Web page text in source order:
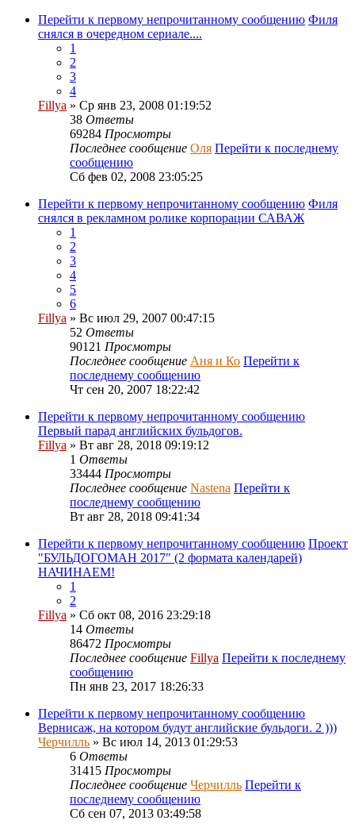
Перейти к первому непрочитанному сообщению Филя
снялся в очередном сериале....
1
2
3
4
Fillya » Ср янв 23, 2008 01:19:52
38 Ответы
69284 Просмотры
Последнее сообщение Оля Перейти к последнему
сообщению
Сб фев 02, 2008 23:05:25
Перейти к первому непрочитанному сообщению Филя
снялся в рекламном ролике корпорации САВАЖ
1
2
3
4
5
6
Fillya » Вс июл 29, 2007 00:47:15
52 Ответы
90121 Просмотры
Последнее сообщение Аня и Ко Перейти к
последнему сообщению
Чт сен 20, 2007 18:22:42
Перейти к первому непрочитанному сообщению
Первый парад английских бульдогов.
Fillya » Вт авг 28, 2018 09:19:12
1 Ответы
33444 Просмотры
Последнее сообщение Nastena Перейти к
последнему сообщению
Вт авг 28, 2018 09:41:34
Перейти к первому непрочитанному сообщению Проект
"БУЛЬДОГОМАН 2017" (2 формата календарей)
НАЧИНАЕМ!
1
2
Fillya » Сб окт 08, 2016 23:29:18
14 Ответы
86472 Просмотры
Последнее сообщение Fillya Перейти к последнему
сообщению
Пн янв 23, 2017 18:26:33
Перейти к первому непрочитанному сообщению
Вернисаж, на котором будут английские бульдоги. 2 )))
Черчилль » Вс июл 14, 2013 01:29:53
6 Ответы
31415 Просмотры
Последнее сообщение Черчилль Перейти к
последнему сообщению
Сб сен 07, 2013 03:49:58